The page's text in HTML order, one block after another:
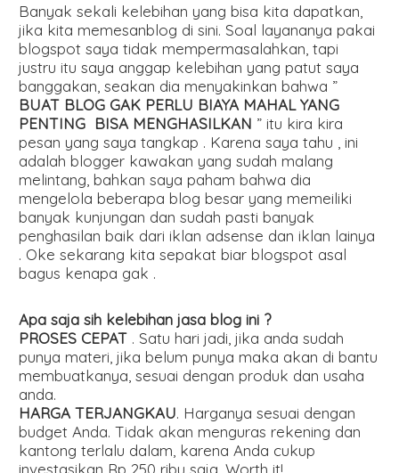
Banyak sekali kelebihan yang bisa kita dapatkan,
jika kita memesanblog di sini. Soal layananya pakai
blogspot saya tidak mempermasalahkan, tapi
justru itu saya anggap kelebihan yang patut saya
banggakan, seakan dia menyakinkan bahwa ”
BUAT BLOG GAK PERLU BIAYA MAHAL YANG
PENTING BISA MENGHASILKAN ” itu kira kira
pesan yang saya tangkap . Karena saya tahu , ini
adalah blogger kawakan yang sudah malang
melintang, bahkan saya paham bahwa dia
mengelola beberapa blog besar yang memeiliki
banyak kunjungan dan sudah pasti banyak
penghasilan baik dari iklan adsense dan iklan lainya
. Oke sekarang kita sepakat biar blogspot asal
bagus kenapa gak .
Apa saja sih kelebihan jasa blog ini ?
PROSES CEPAT . Satu hari jadi, jika anda sudah
punya materi, jika belum punya maka akan di bantu
membuatkanya, sesuai dengan produk dan usaha
anda.
HARGA TERJANGKAU. Harganya sesuai dengan
budget Anda. Tidak akan menguras rekening dan
kantong terlalu dalam, karena Anda cukup
investasikan Rp 250 ribu saja. Worth it!